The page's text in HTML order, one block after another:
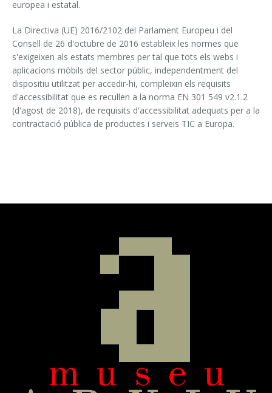
europea i estatal.
La Directiva (UE) 2016/2102 del Parlament Europeu i del
Consell de 26 d'octubre de 2016 estableix les normes que
s'exigeixen als estats membres per tal que tots els webs i
aplicacions mòbils del sector públic, independentment del
dispositiu utilitzat per accedir-hi, compleixin els requisits
d'accessibilitat que es recullen a la norma EN 301 549 v2.1.2
(d'agost de 2018), de requisits d'accessibilitat adequats per a la
contractació pública de productes i serveis TIC a Europa.